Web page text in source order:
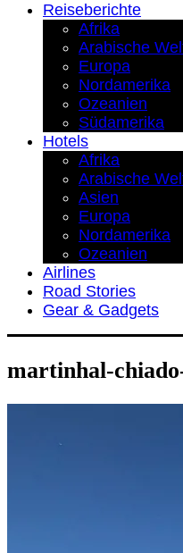
Reiseberichte
Afrika
Arabische
Europa
Nordamerika
Ozeanien
Südamerika
Hotels
Afrika
Arabische
Asien
Europa
Nordamerika
Ozeanien
Airlines
Road Stories
Gear & Gadgets
martinhal-